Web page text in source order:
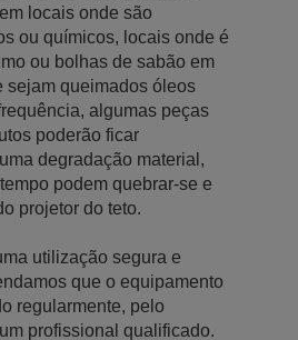
locais onde são
ou químicos, locais onde é
ou bolhas de sabão em
sejam queimados óleos
algumas peças
poderão ficar
degradação material,
podem quebrar-se e
projetor do teto.
utilização segura e
que o equipamento
regularmente, pelo
profissional qualificado.